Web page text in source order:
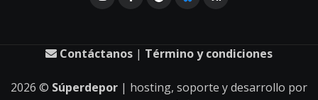
Contáctanos | Término y condiciones
2026 © Súperdepor | hosting, soporte y desarrollo por